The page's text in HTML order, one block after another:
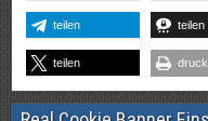
teilen teilen
teilen